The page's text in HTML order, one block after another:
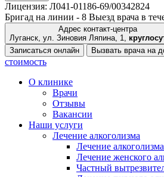
Лицензия: Л041-01186-69/00342824
Бригад на линии - 8 Выезд врача в
Адрес контакт-центра
Луганск, ул. Зиновия Ляпина, 1,
Записаться онлайн
Вызвать врача на
стоимость
О клинике
Врачи
Отзывы
Вакансии
Наши услуги
Лечение алкоголизма
Лечение
Лечение женского
Частный